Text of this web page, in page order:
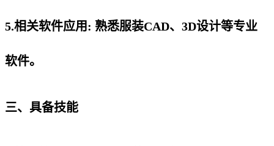
5.相关软件应用: 熟悉服装CAD、3D设计等专业
软件。
三、具备技能